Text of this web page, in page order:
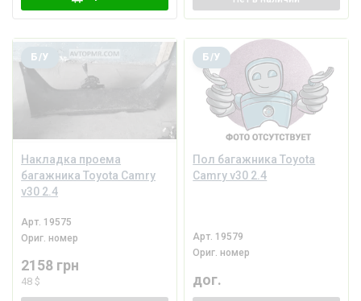
Накладка проема
багажника Toyota Camry
v30 2.4
Б/У
Арт. 19575
Ориг. номер
2158 грн
48 $
Пол багажника Toyota
Camry v30 2.4
Б/У
Арт. 19579
Ориг. номер
дог.